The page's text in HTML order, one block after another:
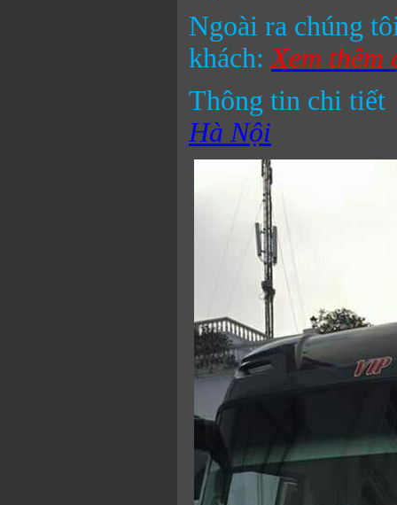
Ngoài ra chúng
khách:Xem thêm
Thông tin chi
Hà Nội